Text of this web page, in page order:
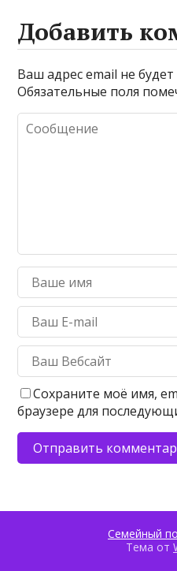
Добавить
Ваш адрес email не
Обязательные поля
Сохраните моё имя,
браузере для
Семейный
Тема от